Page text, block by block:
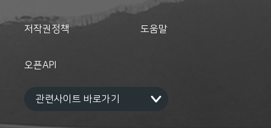
저작권정책 도움말
오픈API